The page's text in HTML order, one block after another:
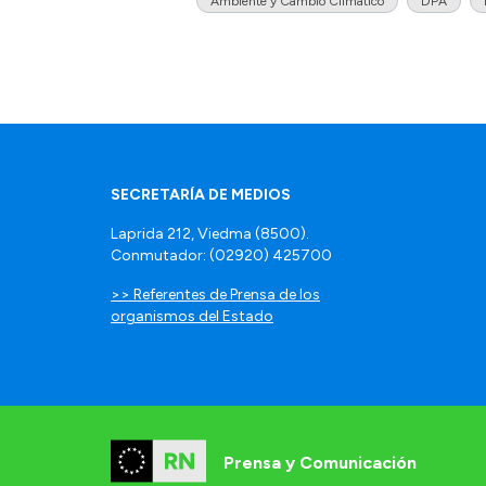
SECRETARÍA DE MEDIOS
Laprida 212, Viedma (8500).
Conmutador: (02920) 425700
>> Referentes de Prensa de los
organismos del Estado
Prensa y Comunicación